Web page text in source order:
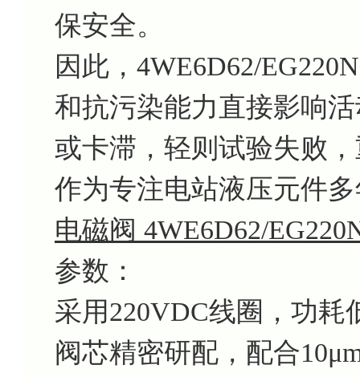
保安全。
因此，4WE6D62/
和抗污染能力直接影响
或卡滞，轻则试验失败
作为专注电站液压元件
电磁阀 4WE6D62/
参数：
采用220VDC线圈，功耗
阀芯精密研配，配合